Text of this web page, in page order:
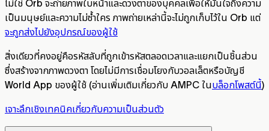
ไม่ใช่ Orb จะถ่ายภาพใบหน้าและดวงตาของบุคคลเพื่อให้มั่นใจถึงความ
เป็นมนุษย์และความไม่ซ้ำใคร ภาพถ่ายเหล่านี้จะไม่ถูกเก็บไว้ใน Orb แต่
จะถูกส่งไปยังอุปกรณ์ของผู้ใช้
สิ่งเดียวที่คงอยู่คือรหัสลับที่ถูกเข้ารหัสตลอดเวลาและแยกเป็นชิ้นส่วน
ซึ่งสร้างจากภาพดวงตา โดยไม่มีการเชื่อมโยงกับวอลเล็ตหรือบัญชี
World App ของผู้ใช้ (อ่านเพิ่มเติมเกี่ยวกับ AMPC ในบล็อกโพสต์นี้)
เจาะลึกเชิงเทคนิคเกี่ยวกับความเป็นส่วนตัว